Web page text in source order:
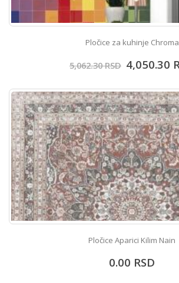
Pločice za kuhinje Chroma
5,062.30RSD 4,050.30
Pločice Aparici Kilim Nain
0.00 RSD